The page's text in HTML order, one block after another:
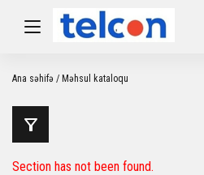
Ana səhifə Məhsul kataloqu
Section has not been found.